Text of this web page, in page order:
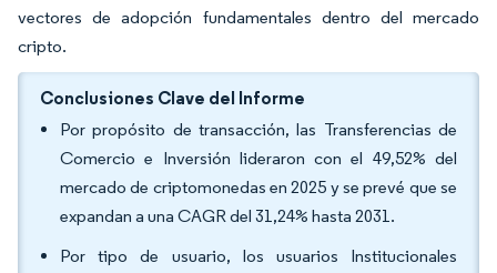
vectores de adopción fundamentales dentro del mercado
cripto.
Conclusiones Clave del Informe
Por propósito de transacción, las Transferencias de
Comercio e Inversión lideraron con el 49,52% del
mercado de criptomonedas en 2025 y se prevé que se
expandan a una CAGR del 31,24% hasta 2031.
Por tipo de usuario, los usuarios Institucionales